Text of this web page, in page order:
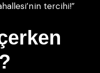
tercihi!”